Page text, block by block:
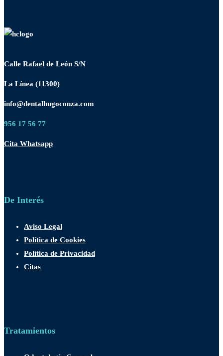
Calle Rafael de León S/N
La Línea (11300)
info@dentalhugoconza.com
956 17 56 77
Cita Whatsapp
De Interés
Aviso Legal
Política de Cookies
Política de Privacidad
Citas
Tratamientos